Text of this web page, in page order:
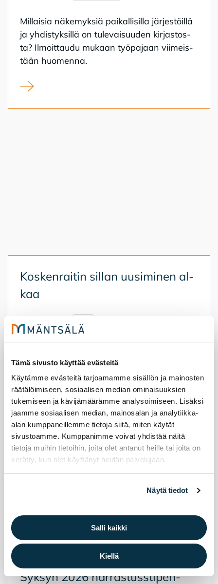
Tämä sivusto käyttää evästeitä
Käytämme evästeitä tarjoamamme sisällön ja mainosten
räätälöimiseen, sosiaalisen median ominaisuuksien
tukemiseen ja kävijämäärämme analysoimiseen. Lisäksi
jaamme sosiaalisen median, mainosalan ja analytiikka-
alan kumppaneillemme tietoja siitä, miten käytät
sivustoamme. Kumppanimme voivat yhdistää näitä
tietoja muihin tietoihin, joita olet antanut heille tai joita on
kerätty, kun olet käyttänyt heidän palvelujaan.
Näytä tiedot
Salli kaikki
Kiellä
Mil­lai­sia nä­ke­myk­siä pai­kal­li­sil­la jär­jes­töil­lä
ja yh­dis­tyk­sil­lä on tu­le­vai­suu­den kir­jas­tos­
ta? Il­moit­tau­du mu­kaan työ­pa­jaan vii­meis­
tään huo­men­na.
Kirjasto kansalaistoiminnan alustana
Kos­ken­rai­tin sil­lan uusi­mi­nen al­
kaa
10.8.2026.
Koskenraitin sillan uusiminen alkaa
Syk­syn 2026 har­ras­tuss­ti­pen­